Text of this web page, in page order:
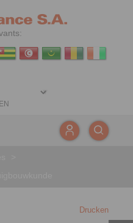
EN
Drucken